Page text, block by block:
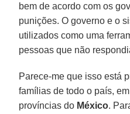
bem de acordo com os
punições. O governo e o
utilizados como uma
pessoas que não
Parece-me que isso está
famílias de todo o país,
províncias do México.